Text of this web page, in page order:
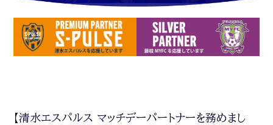
【清水エスパルス マッチデーパートナーを務めまし